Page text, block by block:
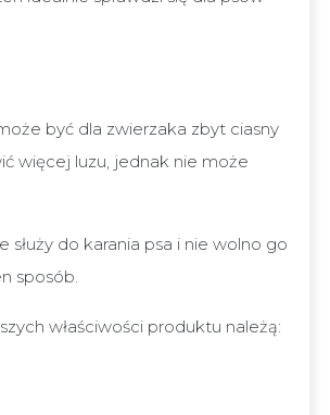
być dla zwierzaka zbyt ciasny
więcej luzu, jednak nie może
służy do karania psa i nie wolno go
sposób.
właściwości produktu należą: